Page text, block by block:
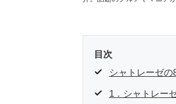
目次
シャトレーゼの
1．シャトレー